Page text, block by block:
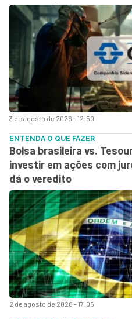
3 de agosto de 2026 - 12:50
2 de agosto de 2026 - 17:05
ENTENDA O QUE FAZER
Bolsa brasileira vs.
investir em ações com
dá o veredito